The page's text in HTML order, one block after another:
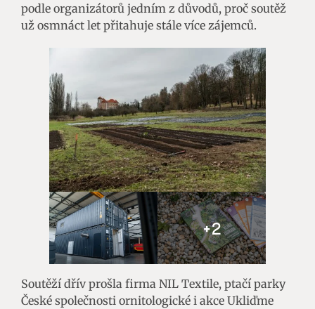
podle organizátorů jedním z důvodů, proč soutěž
už osmnáct let přitahuje stále více zájemců.
+2
Soutěží dřív prošla firma NIL Textile, ptačí parky
České společnosti ornitologické i akce Ukliďme